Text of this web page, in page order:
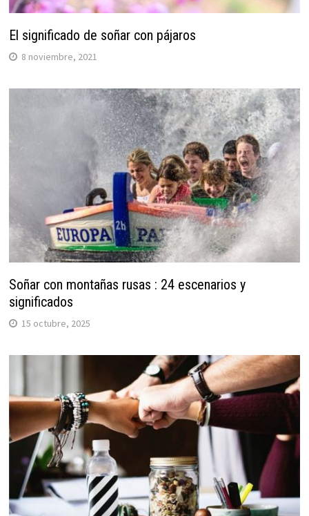
El significado de soñar con pájaros
8 noviembre, 2021
Soñar con montañas rusas : 24 escenarios y
significados
15 octubre, 2025